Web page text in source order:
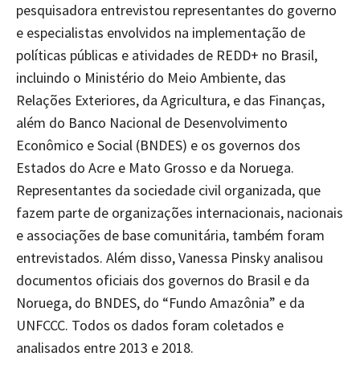
pesquisadora entrevistou representantes do governo
e especialistas envolvidos na implementação de
políticas públicas e atividades de REDD+ no Brasil,
incluindo o Ministério do Meio Ambiente, das
Relações Exteriores, da Agricultura, e das Finanças,
além do Banco Nacional de Desenvolvimento
Econômico e Social (BNDES) e os governos dos
Estados do Acre e Mato Grosso e da Noruega.
Representantes da sociedade civil organizada, que
fazem parte de organizações internacionais, nacionais
e associações de base comunitária, também foram
entrevistados. Além disso, Vanessa Pinsky analisou
documentos oficiais dos governos do Brasil e da
Noruega, do BNDES, do “Fundo Amazônia” e da
UNFCCC. Todos os dados foram coletados e
analisados entre 2013 e 2018.